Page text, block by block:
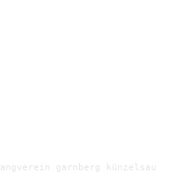
garnberg künzelsau